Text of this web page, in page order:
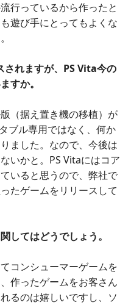
行っているから作ったと
遊び手にとってもよくな
れますが、PS Vita今の
すか。
（据え置き機の移植）が
ブル専用ではなく、何か
ました。なので、今後は
いかと。PS Vitaにはコア
いると思うので、弊社で
たゲームをリリースして
てはどうでしょう。
コンシューマーゲームを
作ったゲームをお客さん
るのは嬉しいですし、ソ